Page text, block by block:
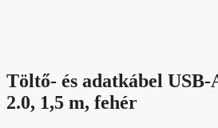
Töltő- és adatkábel USB-
2.0, 1,5 m, fehér